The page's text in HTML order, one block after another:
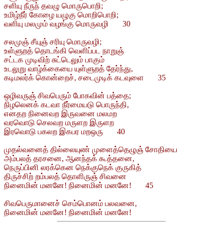
சளியு நீருந் தவழு மொருபொறி;
உமிழ்நீர் கோழை யழுகு மொறிபொறி;
வளியு மலமும் வழங்கு மொருவழி 30
சலமுஞ் சீயுஞ் சரியு மொருவழி;
உள்ளுறத் தொடங்கி வெளிப்பட நாறுஞ்
சட்டக முடிவிற் சுட்டெலும் பாகும்
உடலுறு வாழ்க்கையை யுள்ளுறத் தேர்ந்து,
கடிமலர்க் கொன்றைச், சடைமுடிக் கடவுளை 35
ஒழிவருஞ் சிவபெரும் போகவின் பத்தை;
நிழலெனக் கடவா நீர்மையடு பொருந்தி,
எனதற நினைவற இருவனை மலமற
வரவொடு செலவற மருளற இருளற
இரவொடு பகலற இகபர மறஒரு 40
முதல்வனைத் தில்லையுண் முளைத்தெழுஞ் சோதியை
அம்பலத் தரசனை, ஆனந்தக் கூத்தனை,
நெருப்பினி லரக்கென நெக்குநெக் குருகித்
திருச்சிற் றம்பலத் தொளிருஞ் சிவனை
நினைமின் மனனே! நினைமின் மனனே! 45
சிவபெருமானைச் செம்பொனம் பலவனை,
நினைமின் மனனே! நினைமின் மனனே!